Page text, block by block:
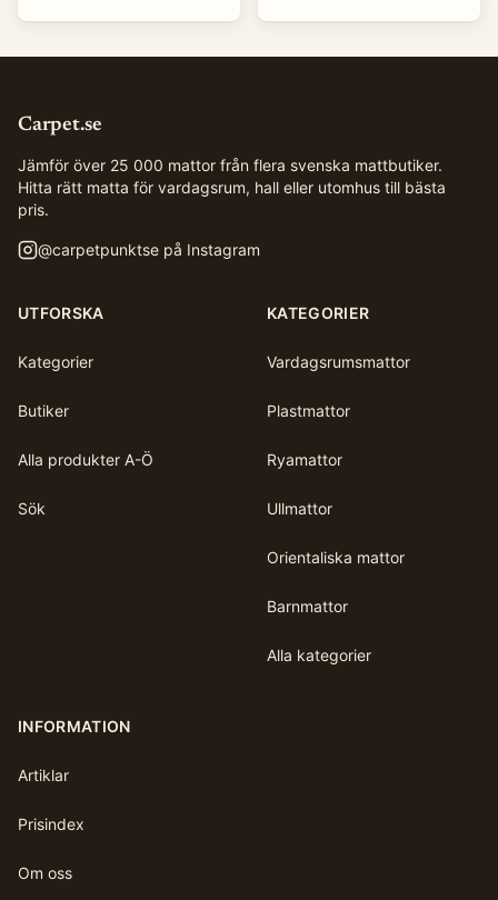
Carpet.se
Jämför över 25 000 mattor från flera svenska mattbutiker.
Hitta rätt matta för vardagsrum, hall eller utomhus till bästa
pris.
@carpetpunktse på Instagram
UTFORSKA
Kategorier
Butiker
Alla produkter A-Ö
Sök
KATEGORIER
Vardagsrumsmattor
Plastmattor
Ryamattor
Ullmattor
Orientaliska mattor
Barnmattor
Alla kategorier
INFORMATION
Artiklar
Prisindex
Om oss